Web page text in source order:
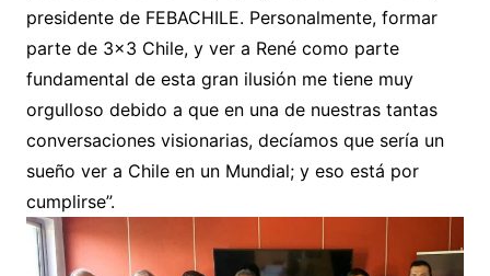
presidente de FEBACHILE. Personalmente, formar
parte de 3×3 Chile, y ver a René como parte
fundamental de esta gran ilusión me tiene muy
orgulloso debido a que en una de nuestras tantas
conversaciones visionarias, decíamos que sería un
sueño ver a Chile en un Mundial; y eso está por
cumplirse”.